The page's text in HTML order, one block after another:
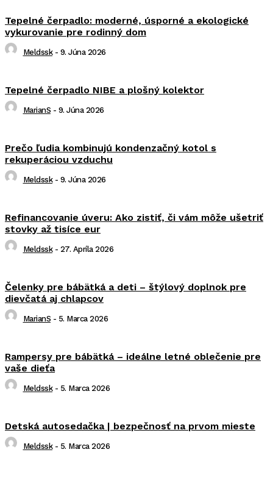
Tepelné čerpadlo: moderné, úsporné a ekologické
vykurovanie pre rodinný dom
Meldssk - 9. Júna 2026
Tepelné čerpadlo NIBE a plošný kolektor
MarianS - 9. Júna 2026
Prečo ľudia kombinujú kondenzačný kotol s
rekuperáciou vzduchu
Meldssk - 9. Júna 2026
Refinancovanie úveru: Ako zistiť, či vám môže ušetriť
stovky až tisíce eur
Meldssk - 27. Apríla 2026
Čelenky pre bábätká a deti – štýlový doplnok pre
dievčatá aj chlapcov
MarianS - 5. Marca 2026
Rampersy pre bábätká – ideálne letné oblečenie pre
vaše dieťa
Meldssk - 5. Marca 2026
Detská autosedačka | bezpečnosť na prvom mieste
Meldssk - 5. Marca 2026